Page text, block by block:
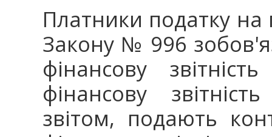
Платники податку на
Закону № 996
фінансову
фінансову
звітом, подають